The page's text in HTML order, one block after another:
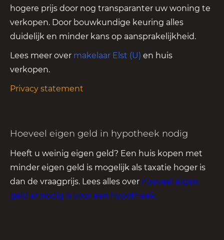
hogere prijs door nog transparanter uw woning te
verkopen. Door bouwkundige keuring alles
duidelijk en minder kans op aansprakelijkheid.
Lees meer over makelaar Elst (U) en huis
verkopen.
Privacy statement
Hoeveel eigen geld in hypotheek nodig
Heeft u weinig eigen geld? Een huis kopen met
minder eigen geld is mogelijk als taxatie hoger is
dan de vraagprijs. Lees alles over hoeveel eigen
geld er nodig is voor een hypotheek.